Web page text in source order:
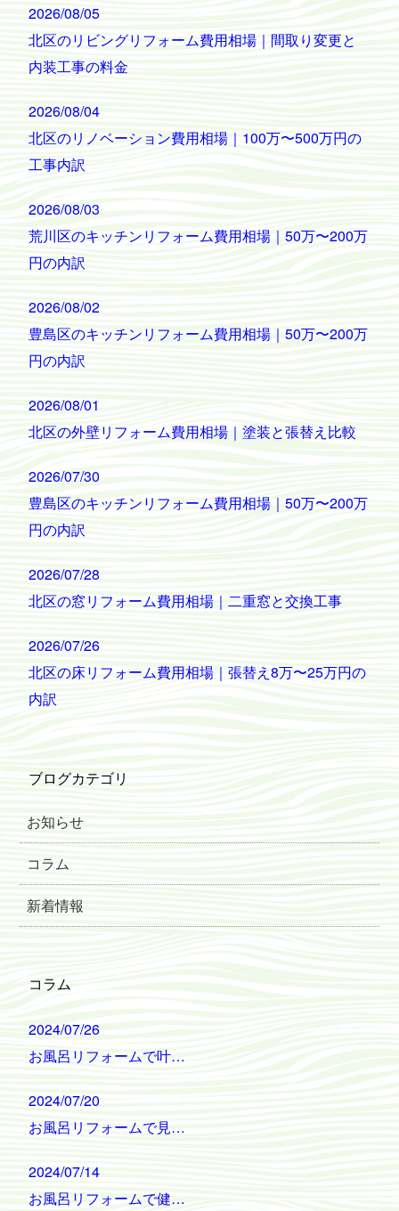
2026/08/05
北区のリビングリフォーム費用相場｜間取り変更と
内装工事の料金
2026/08/04
北区のリノベーション費用相場｜100万〜500万円の
工事内訳
2026/08/03
荒川区のキッチンリフォーム費用相場｜50万〜200万
円の内訳
2026/08/02
豊島区のキッチンリフォーム費用相場｜50万〜200万
円の内訳
2026/08/01
北区の外壁リフォーム費用相場｜塗装と張替え比較
2026/07/30
豊島区のキッチンリフォーム費用相場｜50万〜200万
円の内訳
2026/07/28
北区の窓リフォーム費用相場｜二重窓と交換工事
2026/07/26
北区の床リフォーム費用相場｜張替え8万〜25万円の
内訳
ブログカテゴリ
お知らせ
コラム
新着情報
コラム
2024/07/26
お風呂リフォームで叶…
2024/07/20
お風呂リフォームで見…
2024/07/14
お風呂リフォームで健…